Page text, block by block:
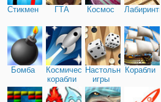
Стикмен ГТА Космос Лабиринты
Бомба
Космические
корабли
Настольные
игры
Корабли